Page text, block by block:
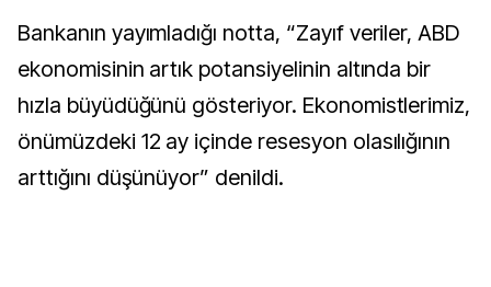
Bankanın yayımladığı notta, “Zayıf veriler, ABD
ekonomisinin artık potansiyelinin altında bir
hızla büyüdüğünü gösteriyor. Ekonomistlerimiz,
önümüzdeki 12 ay içinde resesyon olasılığının
arttığını düşünüyor” denildi.